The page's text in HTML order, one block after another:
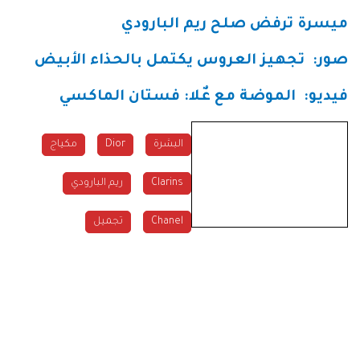
ميسرة ترفض صلح ريم البارودي
صور: تجهيز العروس يكتمل بالحذاء الأبيض
فيديو: الموضة مع عٌلا: فستان الماكسي
البشرة Dior مكياج
Clarins ريم البارودي
Chanel تجميل